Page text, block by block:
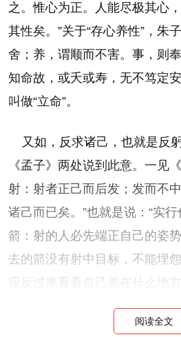
之。惟心为正。人能尽极其心
其性矣。”关于“存心养性”，朱
舍；养，谓顺而不害。事，则
知命故，或夭或寿，无不笃定
叫做“立命”。
又如，反求诸己，也就是反
《孟子》两处说到此意。一见
射：射者正己而后发；发而不
诸己而已矣。”也就是说：“实
箭：射的人必先端正自己的姿
去的箭没有射中目标，不能埋
应反过来看看自己差在什么地
上》：“爱人不亲，反其仁；治
不答，反其敬——行有不得者皆
阅读全文